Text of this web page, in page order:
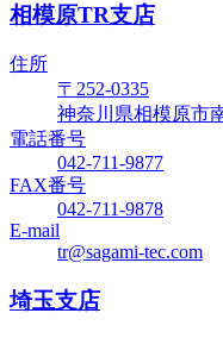
相模原TR支店
住所
〒252-0335
神奈川県相模原市
電話番号
042-711-9877
FAX番号
042-711-9878
E-mail
tr@sagami-tec.com
埼玉支店